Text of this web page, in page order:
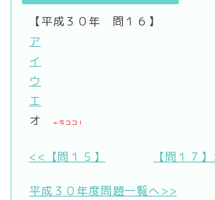
【平成３０年 問１６】
ア
イ
ウ
エ
オ
←今ココ！
<<【問１５】 【問１７
平成３０年度問題一覧へ>>